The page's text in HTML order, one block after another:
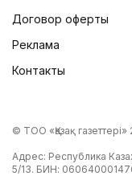
Договор оферты
Реклама
Контакты
© ТОО «Қазақ газеттері»
Адрес: Республика
5/13. БИН: